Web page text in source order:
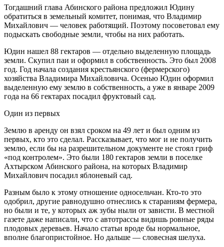
Тогдашний глава Абинского района предложил Юдину
обратиться в земельный комитет, понимая, что Владимир
Михайлович — человек работящий. Поэтому посоветовал ему
подыскать свободные земли, чтобы на них работать.
Юдин нашел 88 гектаров — отдельно выделенную площадь
земли. Скупил паи и оформил в собственность. Это был 2008
год. Год начала создания крестьянского (фермерского)
хозяйства Владимира Михайловича. Осенью Юдин оформил
выделенную ему землю в собственность, а уже в январе 2009
года на 66 гектарах посадил фруктовый сад.
Один из первых
Землю в аренду он взял сроком на 49 лет и был одним из
первых, кто это сделал. Рассказывает, что мог и не получить
землю, если бы на разрешительном документе не стоял гриф
«под контролем». Это были 180 гектаров земли в поселке
Ахтырском Абинского района, на которых Владимир
Михайлович посадил яблоневый сад.
Разным было к этому отношение односельчан. Кто-то это
одобрил, другие равнодушно отнеслись к стараниям фермера,
но были и те, у которых аж зубы ныли от зависти. В местной
газете даже написали, что с автотрассы видишь ровные ряды
плодовых деревьев. Начало статьи вроде бы нормальное,
вполне благопристойное. Но дальше — словесная шелуха.